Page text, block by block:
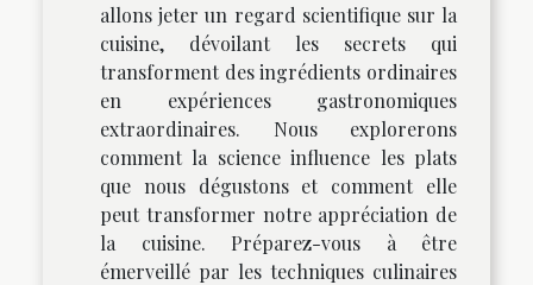
allons jeter un regard scientifique sur la
cuisine, dévoilant les secrets qui
transforment des ingrédients ordinaires
en expériences gastronomiques
extraordinaires. Nous explorerons
comment la science influence les plats
que nous dégustons et comment elle
peut transformer notre appréciation de
la cuisine. Préparez-vous à être
émerveillé par les techniques culinaires